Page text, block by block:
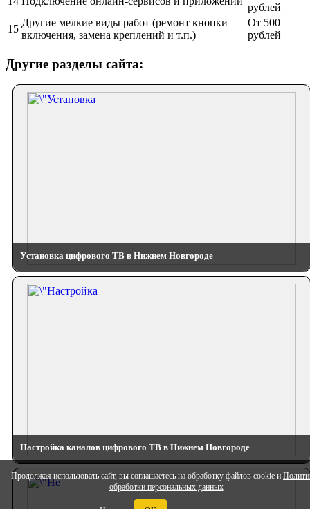
Продолжая использовать сайт, вы соглашаетесь на обработку файлов cookie и
обработки персональных данных
рублей
15
Другие мелкие виды работ (ремонт кнопки
включения, замена креплений и т.п.)
От 500
рублей
Другие разделы сайта:
Установка цифрового ТВ в Нижнем Новгороде
Настройка каналов цифрового ТВ в Нижнем Новгороде